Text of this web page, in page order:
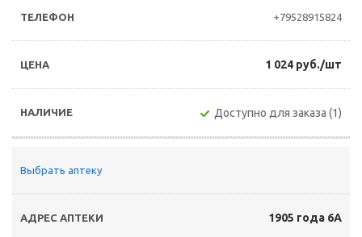
+79528915824
1 024 руб./шт
Доступно для заказа (1)
Выбрать аптеку
1905 года 6А